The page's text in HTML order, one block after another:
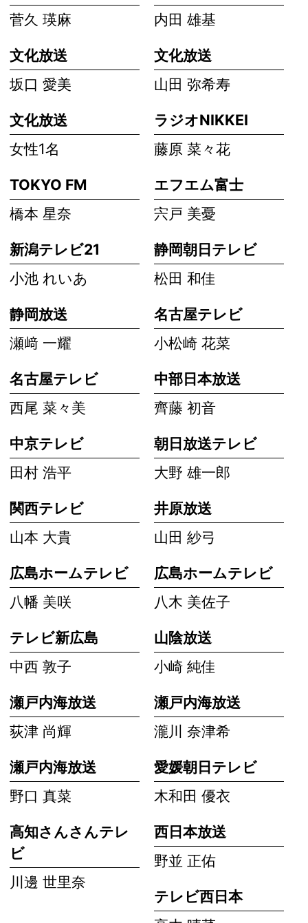
菅久 瑛麻
内田 雄基
文化放送
坂口 愛美
文化放送
山田 弥希寿
文化放送
女性1名
ラジオNIKKEI
藤原 菜々花
TOKYO FM
橋本 星奈
エフエム富士
宍戸 美憂
新潟テレビ21
小池 れいあ
静岡朝日テレビ
松田 和佳
静岡放送
瀬﨑 一耀
名古屋テレビ
小松崎 花菜
名古屋テレビ
西尾 菜々美
中部日本放送
齊藤 初音
中京テレビ
田村 浩平
朝日放送テレビ
大野 雄一郎
関西テレビ
山本 大貴
井原放送
山田 紗弓
広島ホームテレビ
八幡 美咲
広島ホームテレビ
八木 美佐子
テレビ新広島
中西 敦子
山陰放送
小崎 純佳
瀬戸内海放送
荻津 尚輝
瀬戸内海放送
瀧川 奈津希
瀬戸内海放送
野口 真菜
愛媛朝日テレビ
木和田 優衣
高知さんさんテレ
ビ
川邊 世里奈
西日本放送
野並 正佑
テレビ西日本